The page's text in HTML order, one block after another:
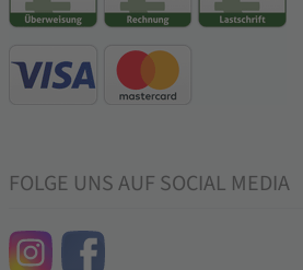
FOLGE UNS AUF SOCIAL MEDIA